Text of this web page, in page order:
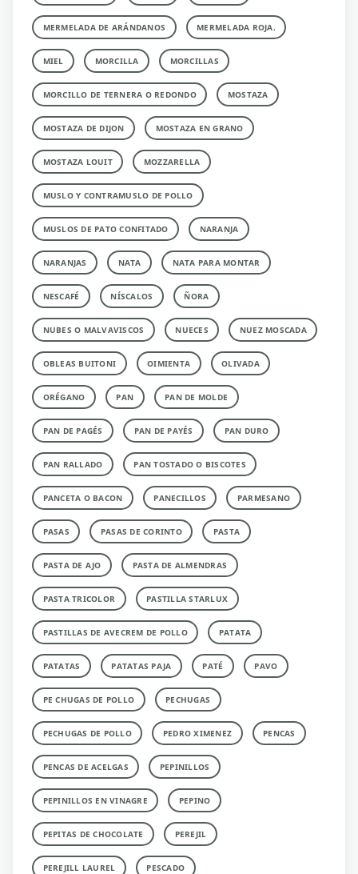
MERMELADA DE ARÁNDANOS MERMELADA ROJA.
MIEL MORCILLA MORCILLAS
MORCILLO DE TERNERA O REDONDO MOSTAZA
MOSTAZA DE DIJON MOSTAZA EN GRANO
MOSTAZA LOUIT MOZZARELLA
MUSLO Y CONTRAMUSLO DE POLLO
MUSLOS DE PATO CONFITADO NARANJA
NARANJAS NATA NATA PARA MONTAR
NESCAFÉ NÍSCALOS ÑORA
NUBES O MALVAVISCOS NUECES NUEZ MOSCADA
OBLEAS BUITONI OIMIENTA OLIVADA
ORÉGANO PAN PAN DE MOLDE
PAN DE PAGÉS PAN DE PAYÉS PAN DURO
PAN RALLADO PAN TOSTADO O BISCOTES
PANCETA O BACON PANECILLOS PARMESANO
PASAS PASAS DE CORINTO PASTA
PASTA DE AJO PASTA DE ALMENDRAS
PASTA TRICOLOR PASTILLA STARLUX
PASTILLAS DE AVECREM DE POLLO PATATA
PATATAS PATATAS PAJA PATÉ PAVO
PE CHUGAS DE POLLO PECHUGAS
PECHUGAS DE POLLO PEDRO XIMENEZ PENCAS
PENCAS DE ACELGAS PEPINILLOS
PEPINILLOS EN VINAGRE PEPINO
PEPITAS DE CHOCOLATE PEREJIL
PEREJILL LAUREL PESCADO